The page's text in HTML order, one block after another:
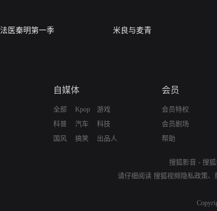
法医秦明第一季 米良与麦青
自媒体
全部
科普
国风
Kpop
汽车
搞笑
游戏
科技
出品人
会员
会员特权
会员剧场
帮助
搜狐影音 - 搜
请仔细阅读 搜狐视频隐私政策、